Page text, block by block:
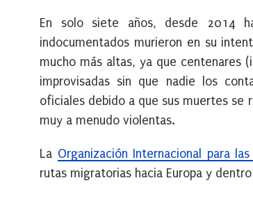
En solo siete años, desde 2014
indocumentados murieron en su
mucho más altas, ya que centenares
improvisadas sin que nadie los
oficiales debido a que sus muertes se
muy a menudo violentas.
La Organización Internacional para
rutas migratorias hacia Europa y